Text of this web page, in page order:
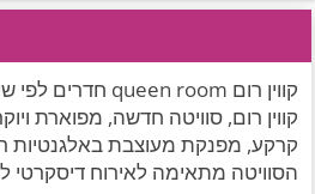
קווין רום queen room חדרים לפי שעה במבשרת ציון באזור ירושלים
קווין רום, סוויטה חדשה, מפוארת
קרקע, מפנקת מעוצבת באלגנטיות
הסוויטה מתאימה לאירוח דיסקרטי